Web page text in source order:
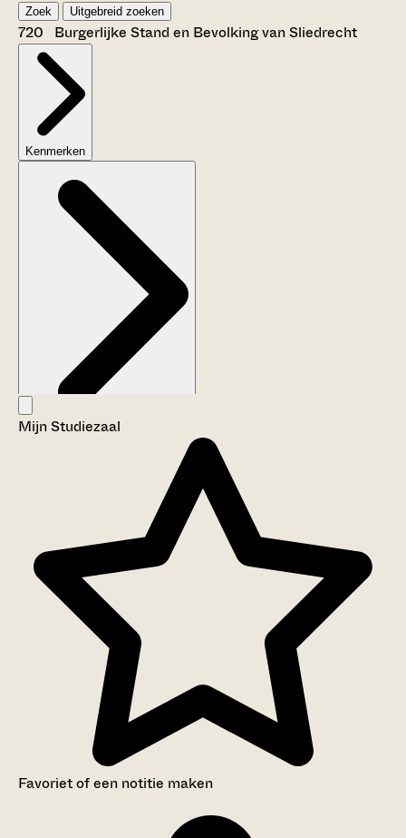
Zoek Uitgebreid zoeken
720 Burgerlijke Stand en Bevolking van Sliedrecht
Kenmerken
Aanwijzingen voor de gebruiker
Mijn Studiezaal
Favoriet of een notitie maken